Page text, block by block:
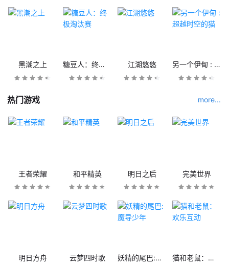
黑潮之上 糖豆人：终极淘汰赛 江湖悠悠 另一个伊甸 : 超越时空的猫
热门游戏 more...
王者荣耀 和平精英 明日之后 完美世界
明日方舟 云梦四时歌 妖精的尾巴:魔导少年 猫和老鼠：欢乐互动